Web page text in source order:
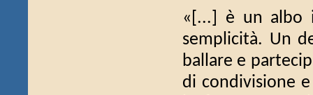
«[...] è un albo
semplicità. Un
ballare e
di condivisione